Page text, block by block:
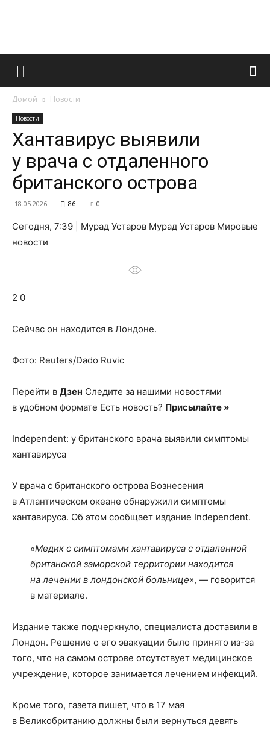
Французский
и
о
нем
Домой Новости
Новости
Хантавирус выявили
у врача с отдаленного
британского острова
18.05.2026 86 0
Сегодня, 7:39 | Мурад Устаров Мурад Устаров Мировые
новости
2 0
Сейчас он находится в Лондоне.
Фото: Reuters/Dado Ruvic
Перейти в Дзен Следите за нашими новостями
в удобном формате Есть новость? Присылайте »
Independent: у британского врача выявили симптомы
хантавируса
У врача с британского острова Вознесения
в Атлантическом океане обнаружили симптомы
хантавируса. Об этом сообщает издание Independent.
«Медик с симптомами хантавируса с отдаленной
британской заморской территории находится
на лечении в лондонской больнице», — говорится
в материале.
Издание также подчеркнуло, специалиста доставили в
Лондон. Решение о его эвакуации было принято из-за
того, что на самом острове отсутствует медицинское
учреждение, которое занимается лечением инфекций.
Кроме того, газета пишет, что в 17 мая
в Великобританию должны были вернуться девять